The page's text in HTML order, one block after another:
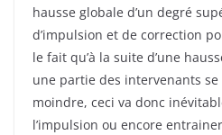
hausse globale d’un degré
d’impulsion et de correction
le fait qu’à la suite d’une
une partie des intervenants
moindre, ceci va donc
l’impulsion ou encore